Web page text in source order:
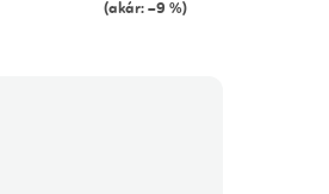
(akár: –9 %)